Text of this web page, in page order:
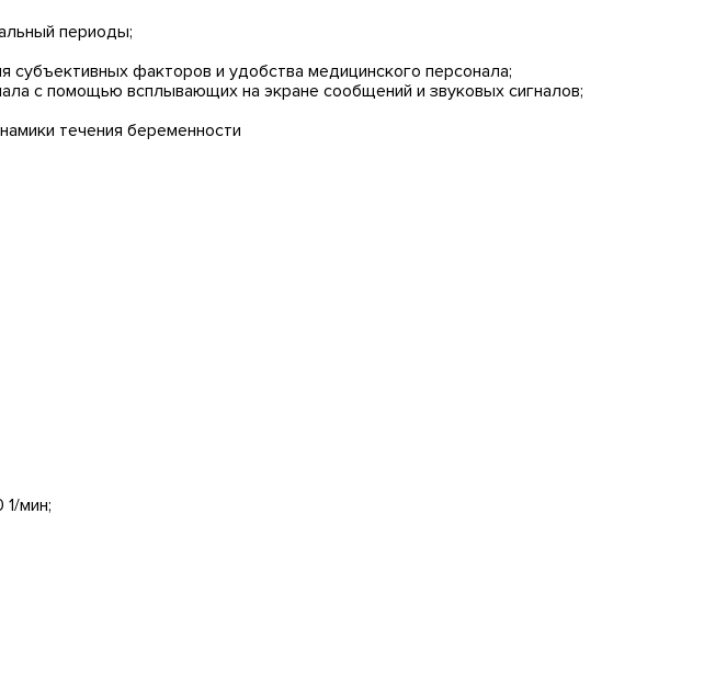
периоды;
субъективных факторов и удобства медицинского персонала;
с помощью всплывающих на экране сообщений и звуковых сигналов;
течения беременности
1/мин;